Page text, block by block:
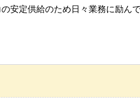
安定供給のため日々業務に励んで